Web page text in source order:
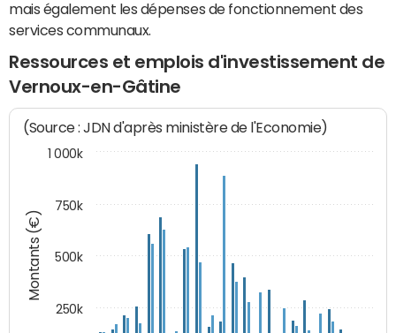
mais également les dépenses de fonctionnement des
services communaux.
Ressources et emplois d'investissement de
Vernoux-en-Gâtine
Montants (€)
(Source : JDN d'après ministère de l'Economie)
250k
500k
750k
1 000k